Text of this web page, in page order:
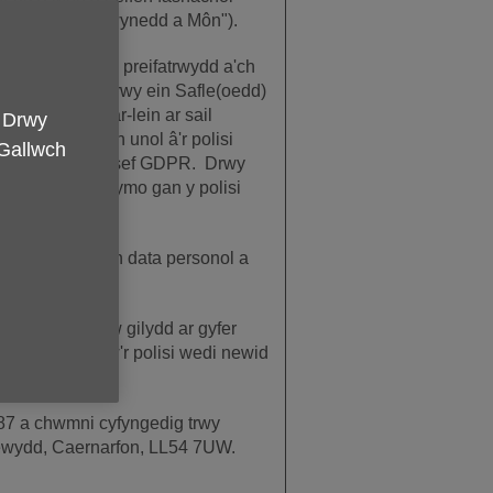
Cymru Gwynedd a Môn").
a pharchu'ch preifatrwydd a'ch
personol i ni trwy ein Safle(oedd)
yn system ar-lein ar sail
honno yn unol â'r polisi
Data yn y DU sef GDPR. Drwy
gael eich rhwymo gan y polisi
ynglŷn â'ch data personol a
o bryd i'w gilydd ar gyfer
caled os yw'r polisi wedi newid
a chwmni cyfyngedig trwy
Caernarfon, LL54 7UW.